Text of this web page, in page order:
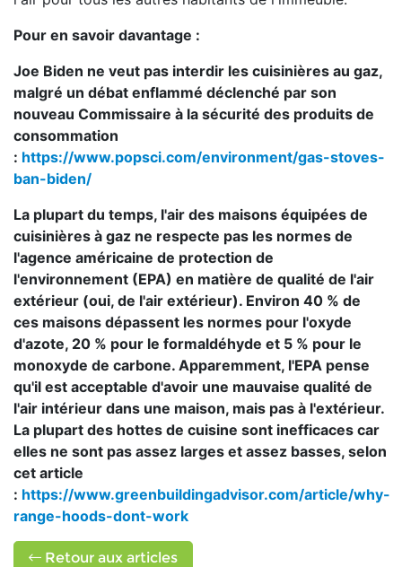
Pour en savoir davantage :
Joe Biden ne veut pas interdir les cuisinières au gaz,
malgré un débat enflammé déclenché par son
nouveau Commissaire à la sécurité des produits de
consommation
: https://www.popsci.com/environment/gas-stoves-
ban-biden/
La plupart du temps, l'air des maisons équipées de
cuisinières à gaz ne respecte pas les normes de
l'agence américaine de protection de
l'environnement (EPA) en matière de qualité de l'air
extérieur (oui, de l'air extérieur). Environ 40 % de
ces maisons dépassent les normes pour l'oxyde
d'azote, 20 % pour le formaldéhyde et 5 % pour le
monoxyde de carbone. Apparemment, l'EPA pense
qu'il est acceptable d'avoir une mauvaise qualité de
l'air intérieur dans une maison, mais pas à l'extérieur.
La plupart des hottes de cuisine sont inefficaces car
elles ne sont pas assez larges et assez basses, selon
cet article
: https://www.greenbuildingadvisor.com/article/why-
range-hoods-dont-work
Retour aux articles